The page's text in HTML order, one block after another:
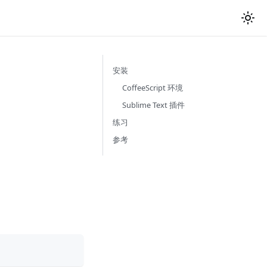
安装
CoffeeScript 环境
Sublime Text 插件
练习
参考